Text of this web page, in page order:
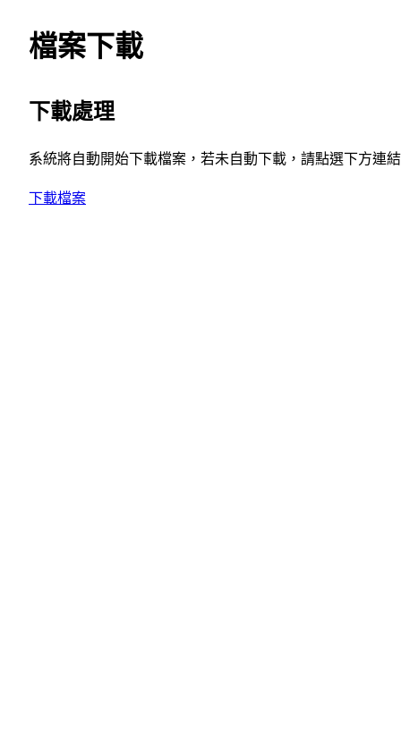
檔案下載
下載處理
系統將自動開始下載檔案，若未自動下載，請點選下方連
下載檔案